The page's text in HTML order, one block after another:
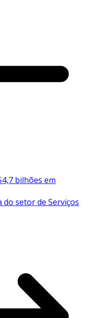
bilhões em
do setor de Serviços